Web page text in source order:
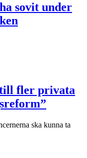
sovit under
fler privata
ska kunna ta